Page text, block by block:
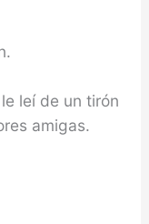
leí de un tirón
amigas.